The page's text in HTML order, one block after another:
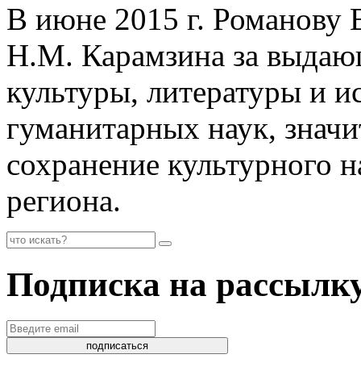
В июне 2015 г. Романову
Н.М. Карамзина за
культуры, литературы и
гуманитарных наук,
сохранение культурного
региона.
Подписка на
подписаться